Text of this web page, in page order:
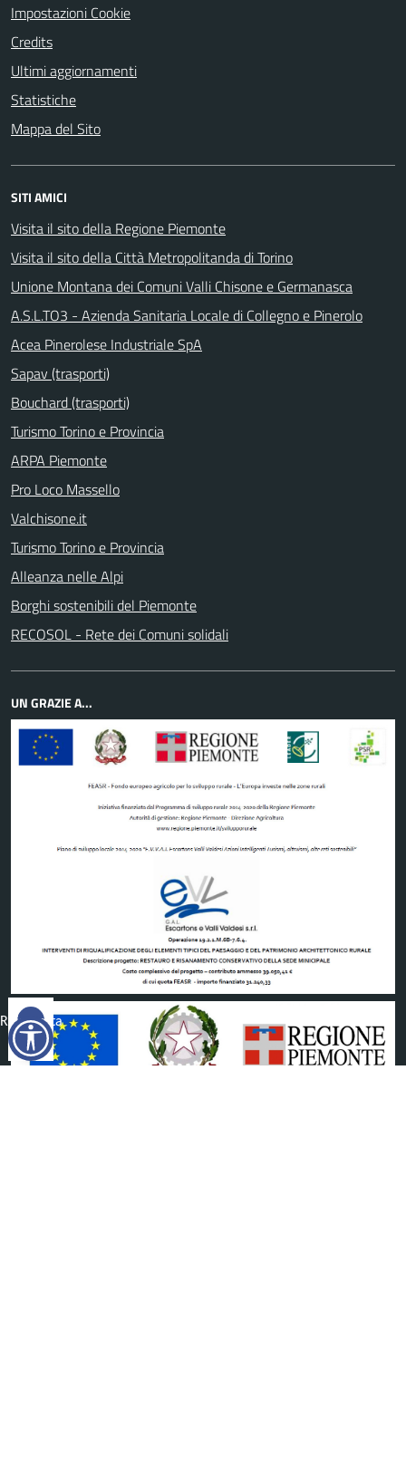
Impostazioni Cookie
Credits
Ultimi aggiornamenti
Statistiche
Mappa del Sito
SITI AMICI
Visita il sito della Regione Piemonte
Visita il sito della Città Metropolitanda di Torino
Unione Montana dei Comuni Valli Chisone e Germanasca
A.S.L.TO3 - Azienda Sanitaria Locale di Collegno e Pinerolo
Acea Pinerolese Industriale SpA
Sapav (trasporti)
Bouchard (trasporti)
Turismo Torino e Provincia
ARPA Piemonte
Pro Loco Massello
Valchisone.it
Turismo Torino e Provincia
Alleanza nelle Alpi
Borghi sostenibili del Piemonte
RECOSOL - Rete dei Comuni solidali
UN GRAZIE A...
Reimposta
tutto